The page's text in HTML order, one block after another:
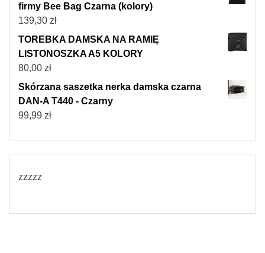
firmy Bee Bag Czarna (kolory)
139,30 zł
TOREBKA DAMSKA NA RAMIĘ
LISTONOSZKA A5 KOLORY
80,00 zł
Skórzana saszetka nerka damska czarna
DAN-A T440 - Czarny
99,99 zł
zzzzz